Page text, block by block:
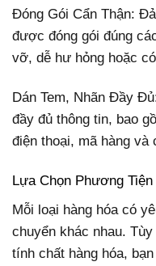
Đóng Gói Cẩn Thận:
được đóng gói đúng
vỡ, dễ hư hỏng hoặc
Dán Tem, Nhãn Đầy
đầy đủ thông tin, bao
điện thoại, mã hàng và
Lựa Chọn Phương
Mỗi loại hàng hóa có
chuyển khác nhau.
tính chất hàng hóa,